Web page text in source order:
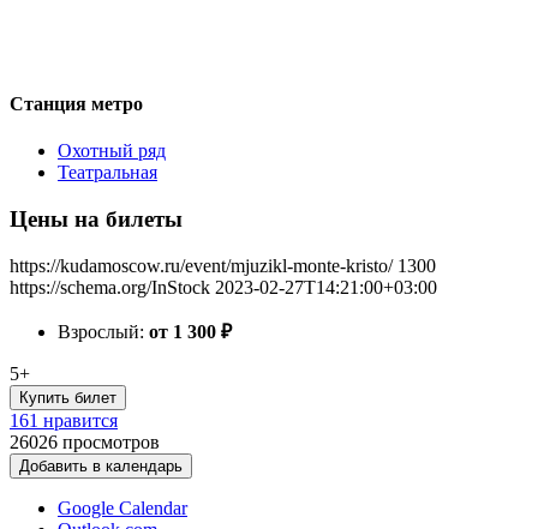
Станция метро
Охотный ряд
Театральная
Цены на билеты
https://kudamoscow.ru/event/mjuzikl-monte-kristo/ 1300
https://schema.org/InStock 2023-02-27T14:21:00+03:00
Взрослый: от 1 300 ₽
5+
Купить билет
161 нравится
26026 просмотров
Добавить в календарь
Google Calendar